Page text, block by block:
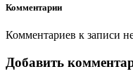
Комментарии
Комментариев к записи
Добавить